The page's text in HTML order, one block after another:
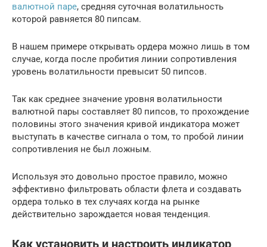
валютной паре, средняя суточная волатильность
которой равняется 80 пипсам.
В нашем примере открывать ордера можно лишь в том
случае, когда после пробития линии сопротивления
уровень волатильности превысит 50 пипсов.
Так как среднее значение уровня волатильности
валютной пары составляет 80 пипсов, то прохождение
половины этого значения кривой индикатора может
выступать в качестве сигнала о том, то пробой линии
сопротивления не был ложным.
Используя это довольно простое правило, можно
эффективно фильтровать области флета и создавать
ордера только в тех случаях когда на рынке
действительно зарождается новая тенденция.